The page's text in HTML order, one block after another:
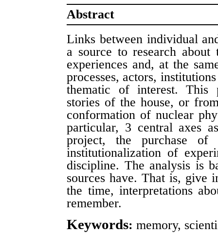
Abstract
Links between individual
a source to research
experiences and, at the
processes, actors,
thematic of interest. This
stories of the house, or
conformation of nuclear
particular, 3 central axes
project, the purchase of
institutionalization of
discipline. The analysis is
sources have. That is, give
the time, interpretations
remember.
Keywords:memory,